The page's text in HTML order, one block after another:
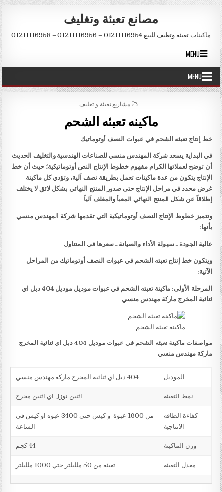
Skip to content
مصانع تعبئة وتغليف
ماكينات تعبئة وتغليف للبيع 01211116954 – 01211116956 – 01211116958
MENU
MENU
POSTED IN
مشاريع تعبئة و تغليف
ماكينه تعبئه الشحم
خط إنتاج تعبئه الشحم في عبوات النصف أوتوماتيك
في البداية يسعد شركة المهندس منسي للصناعات الهندسية والتغليف الحديث
أن توضح لعملائها الكرام مفهوم خطوط الإنتاج النص أوتوماتيكية؛ حيث أن خط
الإنتاج يتكون من عدة ماكينات تعمل بطريقة نصف آلية، وتؤدي كل ماكينة
غرض محدد في مراحل الإنتاج حتى صدور المنتج النهائي بشكل لائق لا يختلف
إطلاقاً عن شكل المنتج النهائي المعبأ والمغلف آلياً
وتتميز خطوط الإنتاج النصف أوتوماتيكية التي تقدمها شركة المهندس منسي
بأنها:
عالية الجودة ـ سهولة الأداء والصيانة ـ سعرها في المتناول
ويتكون خط إنتاج تعبئه الشحم في عبوات النصف أوتوماتيك من المراحل
الآتية:
المرحلة الأولى: ماكينة تعبئه الشحم في عبوات موديل موديل 404 دبل اي
ثنائية المخرج ماركة مهندس منسي
ماكينه تعبئه الشحم
مواصفات ماكينة تعبئه الشحم في عبوات موديل 404 دبل اي ثنائية المخرج
ماركة مهندس منسي
الموديل 404 دبل اي ثنائية المخرج ماركة مهندس منسي
نمط التعبئة اثنين نوزل اي اثنين مخرج
كفاءة الطاقه
الانتاجية
من 1600 عبوة او كيس حتي 3400 عبوه او كيس في
الساعة
وزن الماكينة 44 كجم
معدل التعبئة تعبئة من 50 ملليلتر حتي 1000 ملليلتر